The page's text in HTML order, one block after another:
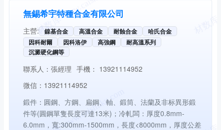
無錫希宇特種合金有限公司
主營: 鎳基合金 高溫合金 耐蝕合金
哈氏合金
因科耐爾
因科洛伊 高強鋼
耐高溫系列
沉澱硬化鋼等
聯系人： 張經理 手機： 13921114952
微信： 13921114952
鍛件：圓鋼、方鋼、扁鋼、軸、鍛筒、法蘭及非标異形鍛
件等(圓鋼單隻長度可達13米)；冷軋闆：厚度0.8mm-
6.0mm，寬:300mm-1500mm，長度<8000mm，厚度公差